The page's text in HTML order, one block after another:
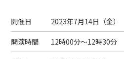
開催日 2023年7月14日（金）
開演時間 12時00分～12時30分